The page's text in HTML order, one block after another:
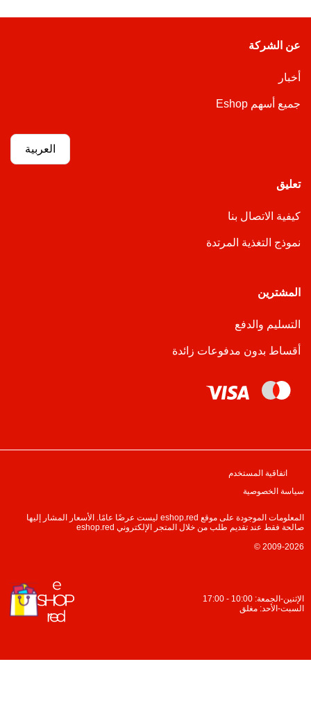
عن الشركة
أخبار
جميع أسهم Eshop
العربية
تعليق
كيفية الاتصال بنا
نموذج التغذية المرتدة
المشترين
التسليم والدفع
أقساط بدون مدفوعات زائدة
الإثنين-الجمعة: 10:00 - 17:00
السبت-الأحد: مغلق
اتفاقية المستخدم
سياسة الخصوصية
المعلومات الموجودة على موقع eshop.red ليست عرضًا عامًا. الأسعار المشار إليها
صالحة فقط عند تقديم طلب من خلال المتجر الإلكتروني eshop.red
© 2009-2026